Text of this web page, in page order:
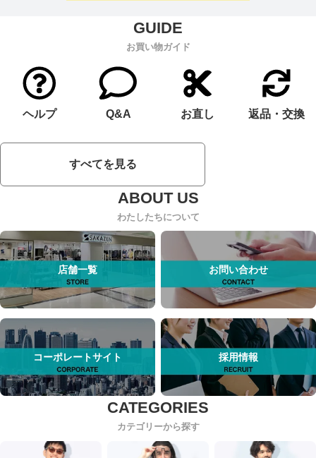
お買い物ガイド
ヘルプ Q&A お直し 返品・交換
すべてを見る
わたしたちについて
店舗一覧 お問い合わせ
コーポレートサイト 採用情報
カテゴリーから探す